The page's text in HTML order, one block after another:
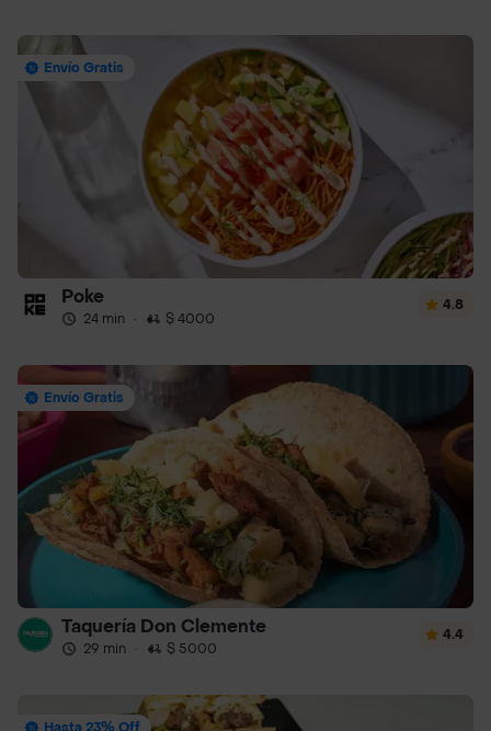
Envío Gratis
Poke
24 min · $ 4000
4.8
Envío Gratis
Taquería Don Clemente
29 min · $ 5000
4.4